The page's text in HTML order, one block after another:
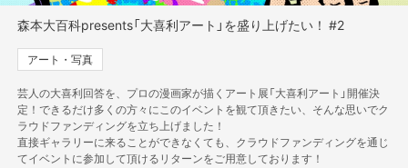
森本大百科presents「大喜利アート」を盛り上げたい！ #2
アート・写真
芸人の大喜利回答を、プロの漫画家が描くアート展「大喜利アート」開催決
定！できるだけ多くの方々にこのイベントを観て頂きたい、そんな思いでク
ラウドファンディングを立ち上げました！
直接ギャラリーに来ることができなくても、クラウドファンディングを通じ
てイベントに参加して頂けるリターンをご用意しております！